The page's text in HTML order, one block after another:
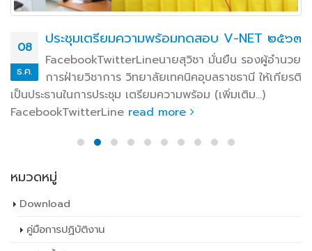
08
ธ.ค.
ประชุมเตรียมความพร้อมทดสอบ V-NET ๒๕๖๓
FacebookTwitterLineนายสุวิชา มั่นยืน รองผู้อำนวย
การฝ่ายวิชาการ วิทยาลัยเทคนิคอุบลราชธานี ให้เกียรติ
เป็นประธานในการประชุม เตรียมความพร้อม (เพิ่มเติม…)
FacebookTwitterLine read more
หมวดหมู่
Download
คู่มือการปฏิบัติงาน